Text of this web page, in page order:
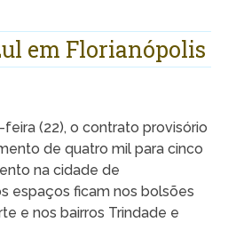
em Florianópolis
(22), o contrato provisório
de quatro mil para cinco
na cidade de
espaços ficam nos bolsões
e nos bairros Trindade e